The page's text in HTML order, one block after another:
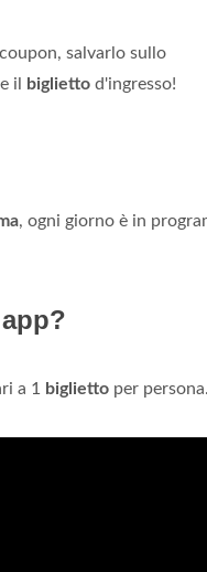
salvarlo sullo
il biglietto d'ingresso!
, ogni giorno è in
a 1 biglietto per persona.